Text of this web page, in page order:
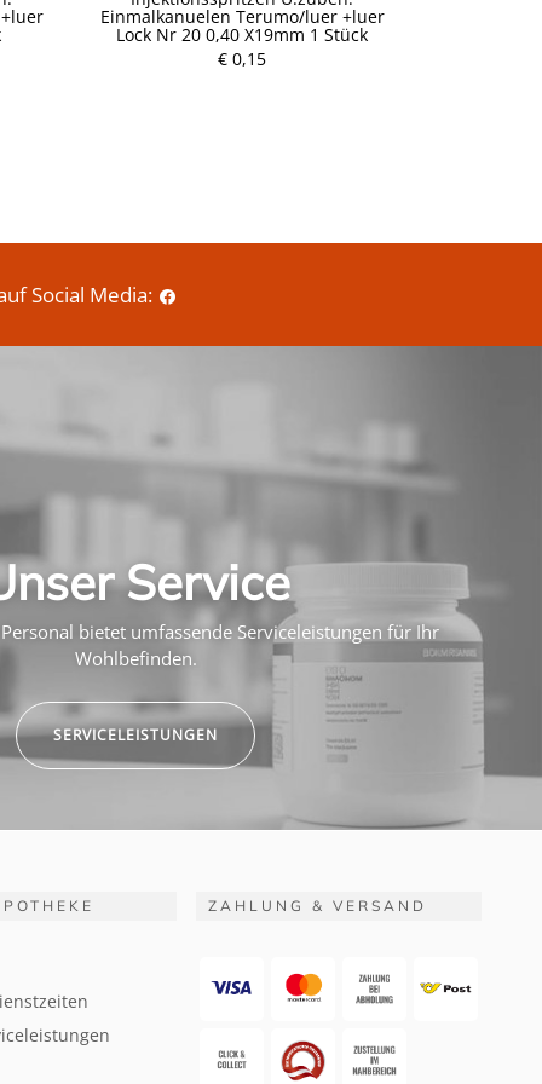
Einmalkanuelen Terumo/luer +luer
Lock Nr 20 0,40 X19mm 1 Stück
€ 0,15
P
r
Social Media:
Service
bietet umfassende Serviceleistungen für Ihr
Wohlbefinden.
SERVICELEISTUNGEN
ZAHLUNG & VERSAND